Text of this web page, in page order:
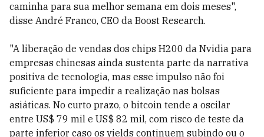
caminha para sua melhor semana em dois meses",
disse André Franco, CEO da Boost Research.
"A liberação de vendas dos chips H200 da Nvidia para
empresas chinesas ainda sustenta parte da narrativa
positiva de tecnologia, mas esse impulso não foi
suficiente para impedir a realização nas bolsas
asiáticas. No curto prazo, o bitcoin tende a oscilar
entre US$ 79 mil e US$ 82 mil, com risco de teste da
parte inferior caso os yields continuem subindo ou o